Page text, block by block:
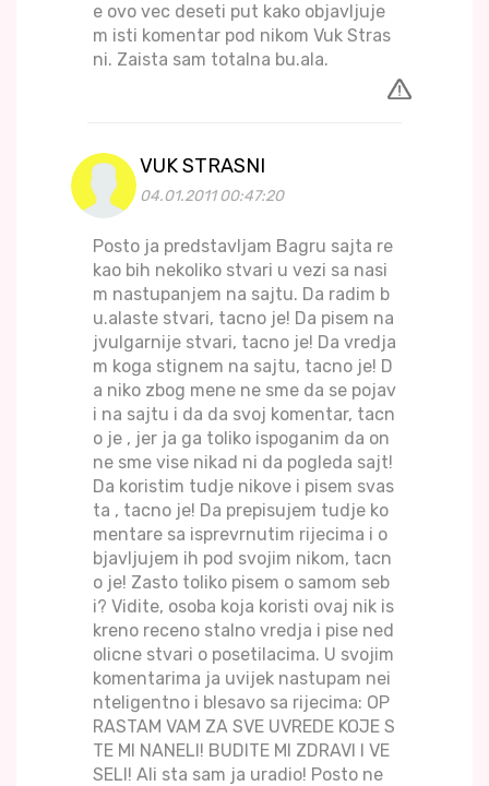
e ovo vec deseti put kako objavljuje
m isti komentar pod nikom Vuk Stras
ni. Zaista sam totalna bu.ala.
VUK STRASNI
04.01.2011 00:47:20
Posto ja predstavljam Bagru sajta re
kao bih nekoliko stvari u vezi sa nasi
m nastupanjem na sajtu. Da radim b
u.alaste stvari, tacno je! Da pisem na
jvulgarnije stvari, tacno je! Da vredja
m koga stignem na sajtu, tacno je! D
a niko zbog mene ne sme da se pojav
i na sajtu i da da svoj komentar, tacn
o je , jer ja ga toliko ispoganim da on
ne sme vise nikad ni da pogleda sajt!
Da koristim tudje nikove i pisem svas
ta , tacno je! Da prepisujem tudje ko
mentare sa isprevrnutim rijecima i o
bjavljujem ih pod svojim nikom, tacn
o je! Zasto toliko pisem o samom seb
i? Vidite, osoba koja koristi ovaj nik is
kreno receno stalno vredja i pise ned
olicne stvari o posetilacima. U svojim
komentarima ja uvijek nastupam nei
nteligentno i blesavo sa rijecima: OP
RASTAM VAM ZA SVE UVREDE KOJE S
TE MI NANELI! BUDITE MI ZDRAVI I VE
SELI! Ali sta sam ja uradio! Posto ne